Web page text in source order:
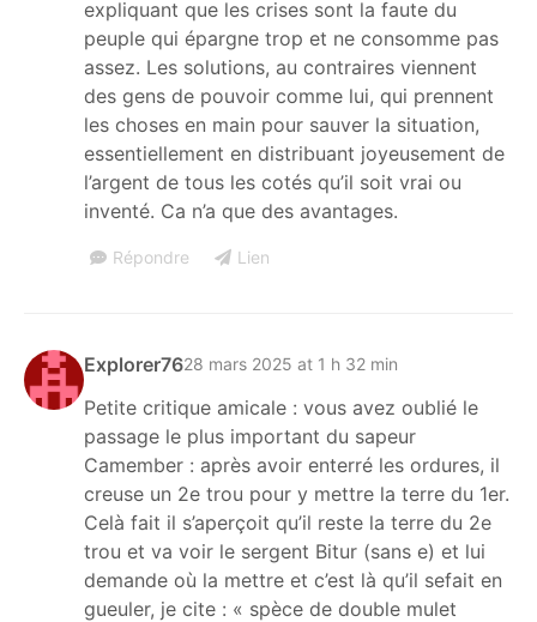
expliquant que les crises sont la faute du
peuple qui épargne trop et ne consomme pas
assez. Les solutions, au contraires viennent
des gens de pouvoir comme lui, qui prennent
les choses en main pour sauver la situation,
essentiellement en distribuant joyeusement de
l’argent de tous les cotés qu’il soit vrai ou
inventé. Ca n’a que des avantages.
Répondre Lien
Explorer7628 mars 2025 at 1 h 32 min
Petite critique amicale : vous avez oublié le
passage le plus important du sapeur
Camember : après avoir enterré les ordures, il
creuse un 2e trou pour y mettre la terre du 1er.
Celà fait il s’aperçoit qu’il reste la terre du 2e
trou et va voir le sergent Bitur (sans e) et lui
demande où la mettre et c’est là qu’il sefait en
gueuler, je cite : « spèce de double mulet